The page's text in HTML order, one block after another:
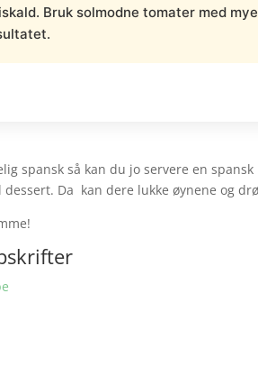
Bruk solmodne tomater med
spansk så kan du jo servere en
dessert. Da kan dere lukke øynene og